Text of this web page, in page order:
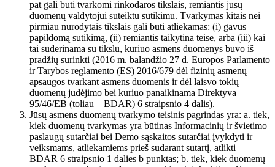
pat gali būti tvarkomi rinkodaros tikslais, remiantis jūsų
duomenų valdytojui suteiktu sutikimu. Tvarkymas kitais nei
pirmiau nurodytais tikslais gali būti atliekamas: (i) gavus
papildomą sutikimą, (ii) remiantis taikytina teise, arba (iii) kai
tai suderinama su tikslu, kuriuo asmens duomenys buvo iš
pradžių surinkti (2016 m. balandžio 27 d. Europos Parlamento
ir Tarybos reglamento (ES) 2016/679 dėl fizinių asmenų
apsaugos tvarkant asmens duomenis ir dėl laisvo tokių
duomenų judėjimo bei kuriuo panaikinama Direktyva
95/46/EB (toliau – BDAR) 6 straipsnio 4 dalis).
Jūsų asmens duomenų tvarkymo teisinis pagrindas yra: a. tiek,
kiek duomenų tvarkymas yra būtinas Informacinių ir švietimo
paslaugų sutarčiai bei Demo sąskaitos sutarčiai įvykdyti ir
veiksmams, atliekamiems prieš sudarant sutartį, atlikti –
BDAR 6 straipsnio 1 dalies b punktas; b. tiek, kiek duomenų